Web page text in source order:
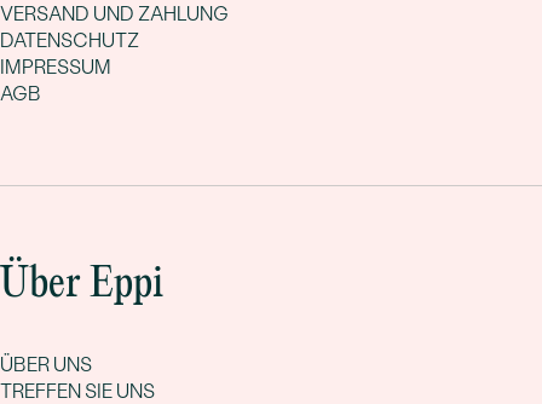
VERSAND UND ZAHLUNG
DATENSCHUTZ
IMPRESSUM
AGB
Über Eppi
ÜBER UNS
TREFFEN SIE UNS